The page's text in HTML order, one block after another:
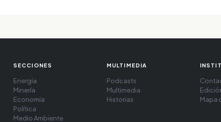
SECCIONES
Energía
Minería
Economía
Política
Medio Ambiente
MULTIMEDIA
Podcasts
Multimedia
Historias
Mapa